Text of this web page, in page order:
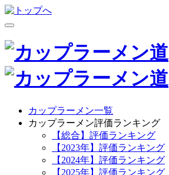
カップラーメン一覧
カップラーメン評価ランキング
【総合】評価ランキング
【2023年】評価ランキング
【2024年】評価ランキング
【2025年】評価ランキング